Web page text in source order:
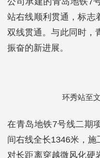
站右线顺利贯通，标志
双线贯通。与此同时，
振奋的新进展。
环秀站至
在青岛地铁7号线二期
间右线全长1346米，
对长距离穿越微风化硬